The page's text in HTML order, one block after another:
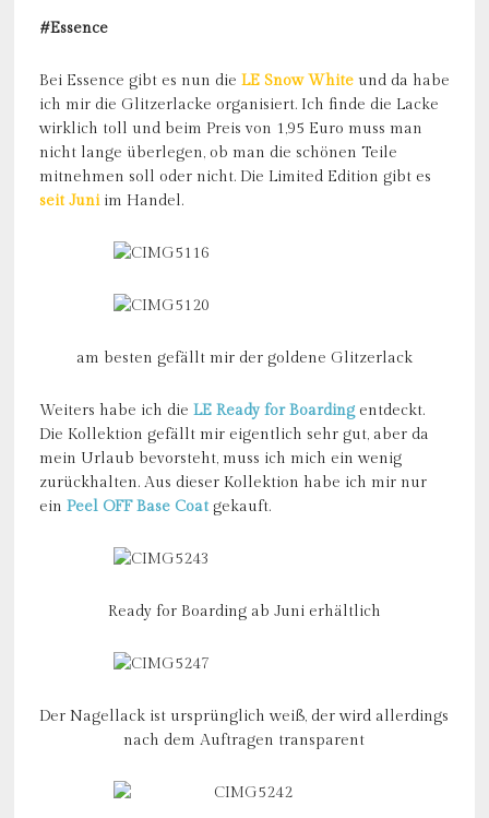
#Essence
Bei Essence gibt es nun die LE Snow Whiteund da habe
ich mir die Glitzerlacke organisiert. Ich finde die Lacke
wirklich toll und beim Preis von 1,95 Euro muss man
nicht lange überlegen, ob man die schönen Teile
mitnehmen soll oder nicht. Die Limited Edition gibt es
seit Juniim Handel.
am besten gefällt mir der goldene Glitzerlack
Weiters habe ich die LE Ready for Boardingentdeckt.
Die Kollektion gefällt mir eigentlich sehr gut, aber da
mein Urlaub bevorsteht, muss ich mich ein wenig
zurückhalten. Aus dieser Kollektion habe ich mir nur
ein Peel OFF Base Coatgekauft.
Ready for Boarding ab Juni erhältlich
Der Nagellack ist ursprünglich weiß, der wird allerdings
nach dem Auftragen transparent